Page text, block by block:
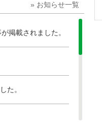
掲載されました。
た。
» お知らせ一覧